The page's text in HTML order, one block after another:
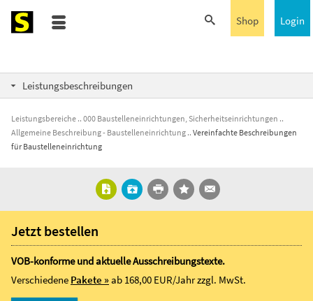
Login
Shop
Leistungsbeschreibungen
Leistungsbereiche
000 Baustelleneinrichtungen, Sicherheitseinrichtungen
Allgemeine Beschreibung - Baustelleneinrichtung
Vereinfachte Beschreibungen
für Baustelleneinrichtung
Jetzt bestellen
VOB-konforme und aktuelle Ausschreibungstexte.
Verschiedene Pakete »ab 168,00 EUR/Jahrzzgl. MwSt.